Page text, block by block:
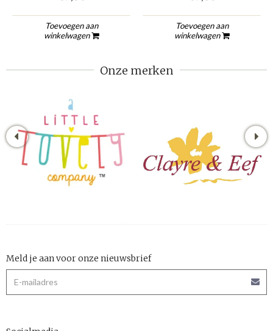
Toevoegen aan
winkelwagen
Toevoegen aan
winkelwagen
Onze merken
Meld je aan voor onze nieuwsbrief